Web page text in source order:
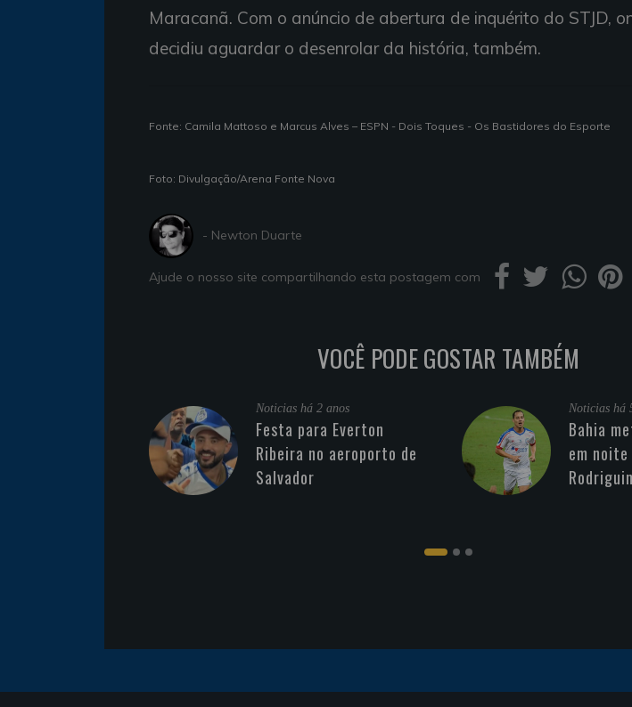
Maracanã. Com o anúncio de abertura de inquérito do STJD,
decidiu aguardar o desenrolar da história, também.
Fonte: Camila Mattoso e Marcus Alves – ESPN - Dois Toques - Os Bastidores do Esporte
Foto: Divulgação/Arena Fonte Nova
- Newton Duarte
Ajude o nosso site compartilhando esta postagem com
VOCÊ PODE GOSTAR TAMBÉM
Noticias há 2 anos
Festa para Everton
Ribeira no aeroporto de
Salvador
Noticias há
Bahia
em